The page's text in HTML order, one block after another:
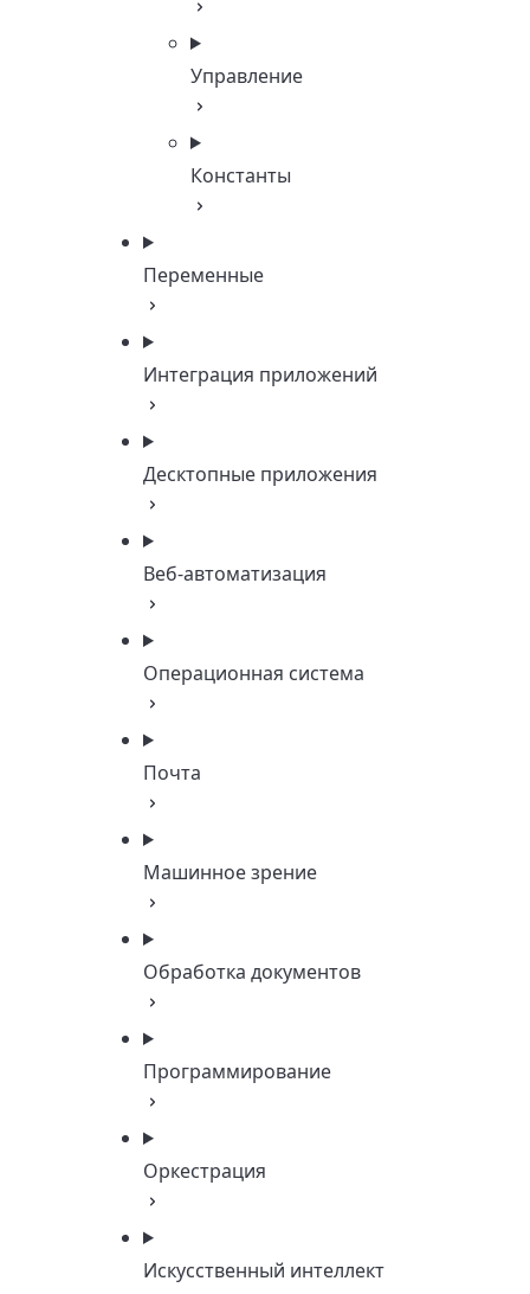
Управление
Константы
Переменные
Интеграция приложений
Десктопные приложения
Веб-автоматизация
Операционная система
Почта
Машинное зрение
Обработка документов
Программирование
Оркестрация
Искусственный интеллект